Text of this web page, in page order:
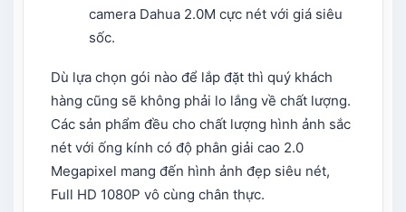
camera Dahua 2.0M cực nét với giá siêu
sốc.
Dù lựa chọn gói nào để lắp đặt thì quý khách
hàng cũng sẽ không phải lo lắng về chất lượng.
Các sản phẩm đều cho chất lượng hình ảnh sắc
nét với ống kính có độ phân giải cao 2.0
Megapixel mang đến hình ảnh đẹp siêu nét,
Full HD 1080P vô cùng chân thực.